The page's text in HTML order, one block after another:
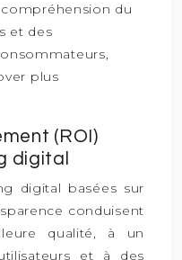
du
et des
plus
(ROI)
digital
digital basées sur
conduisent
qualité, à un
et à des